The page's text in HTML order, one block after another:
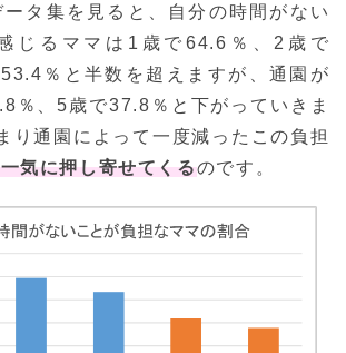
タ集を見ると、自分の時間がない
じるママは1歳で64.6％、2歳で
％と半数を超えますが、通園が
％、5歳で37.8％と下がっていきま
り通園によって一度減ったこの負担
気に押し寄せてくるのです。